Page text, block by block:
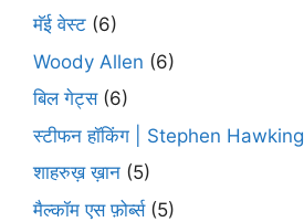
मॅई वेस्ट (6)
Woody Allen (6)
बिल गेट्स(6)
स्टीफन हॉकिंग | Stephen Hawking
शाहरुख़ ख़ान (5)
मैल्कॉम एस फ़ोर्ब्स(5)